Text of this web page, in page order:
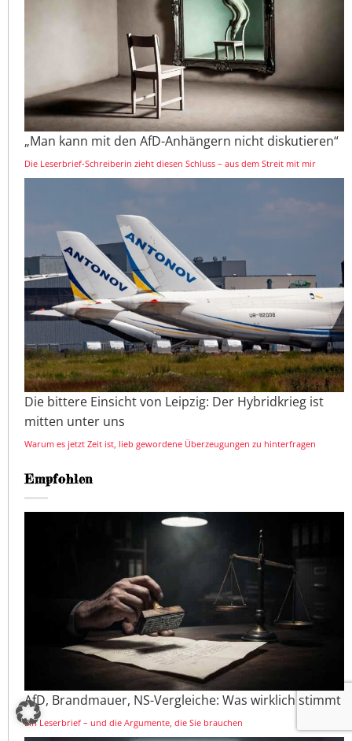
„Man kann mit den AfD-Anhängern nicht diskutieren“
Die Leserbrief-Schreiberin zieht diesen Schluss – aus dem Streit mit mir
Die bittere Einsicht von Leipzig: Der Hybridkrieg ist
mitten unter uns
Warum es jetzt Zeit ist, lieb gewordene Überzeugungen zu hinterfragen
Empfohlen
AfD, Brandmauer, NS-Vergleiche: Was wirklich stimmt
Ein Leserbrief – und die Argumente, die Sie brauchen